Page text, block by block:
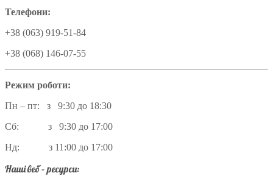
Телефони:
+38 (063) 919-51-84
+38 (068) 146-07-55
Режим роботи:
Пн – пт: з 9:30 до 18:30
Сб: з 9:30 до 17:00
Нд: з 11:00 до 17:00
Наші веб – ресурси: